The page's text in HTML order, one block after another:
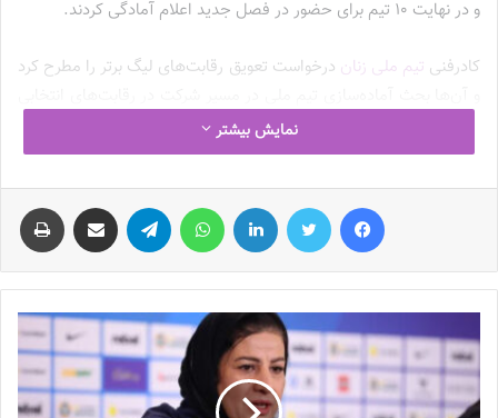
و در نهایت 10 تیم برای حضور در فصل جدید اعلام آمادگی کردند.
کادرفنی تیم ملی زنان درخواست تعویق رقابت‌های لیگ برتر را مطرح کرد
المپیک 2024 پاریس را مطرح کردند. درخواستی که با پافشاری مسئولان
فدراسیون فوتبال در نهایی اجرایی شد و شروع شانزدهمین دوره از
رقابت‌های لیگ برتر فوتبال زنان ایران بیش از 2 ماه به تعویق افتاد تا
شرایط برای برگزاری اردوهای ملی فراهم شود اما جالب آنکه در این بازه
زمان، خبری از اردوهای پیوسته برای شاگردان مریم آزمون نبود و به نظر
می‌رسد در این‌باره، تیم ملی از تعطیلی رقابت‌های لیگ برتر آسیب دید!
بی‌برنامگی تیم ملی دردسرساز شد!
شانزدهمین دوره لیگ برتر فوتبال زنان ایران دهم آبان‌ماه قرعه‌کشی شد
وگلاره ناظمیکه مسئولیت برگزاری رقابت‌های فوتبال باشگاهی زنان را
نمایش بیشتر